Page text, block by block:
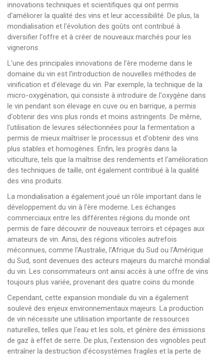
innovations techniques et scientifiques qui ont permis
d'améliorer la qualité des vins et leur accessibilité. De plus, la
mondialisation et l'évolution des goûts ont contribué à
diversifier l'offre et à créer de nouveaux marchés pour les
vignerons.
L'une des principales innovations de l'ère moderne dans le
domaine du vin est l'introduction de nouvelles méthodes de
vinification et d'élevage du vin. Par exemple, la technique de la
micro-oxygénation, qui consiste à introduire de l'oxygène dans
le vin pendant son élevage en cuve ou en barrique, a permis
d'obtenir des vins plus ronds et moins astringents. De même,
l'utilisation de levures sélectionnées pour la fermentation a
permis de mieux maîtriser le processus et d'obtenir des vins
plus stables et homogènes. Enfin, les progrès dans la
viticulture, tels que la maîtrise des rendements et l'amélioration
des techniques de taille, ont également contribué à la qualité
des vins produits.
La mondialisation a également joué un rôle important dans le
développement du vin à l'ère moderne. Les échanges
commerciaux entre les différentes régions du monde ont
permis de faire découvrir de nouveaux terroirs et cépages aux
amateurs de vin. Ainsi, des régions viticoles autrefois
méconnues, comme l'Australie, l'Afrique du Sud ou l'Amérique
du Sud, sont devenues des acteurs majeurs du marché mondial
du vin. Les consommateurs ont ainsi accès à une offre de vins
toujours plus variée, provenant des quatre coins du monde.
Cependant, cette expansion mondiale du vin a également
soulevé des enjeux environnementaux majeurs. La production
de vin nécessite une utilisation importante de ressources
naturelles, telles que l'eau et les sols, et génère des émissions
de gaz à effet de serre. De plus, l'extension des vignobles peut
entraîner la destruction d'écosystèmes fragiles et la perte de